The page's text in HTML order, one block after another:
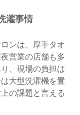
濯事情
ンは、厚手タオ
営業の店舗も多
、現場の負担は
大型洗濯機を置
の課題と言える